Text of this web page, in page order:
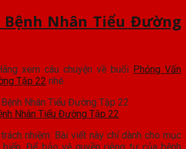
Bệnh Nhân Tiểu Đường
xem câu chuyện về buổi Phỏng Vấn
Tập 22 nhé
Nhân Tiểu Đường Tập 22
nhiệm: Bài viết này chỉ dành cho mục